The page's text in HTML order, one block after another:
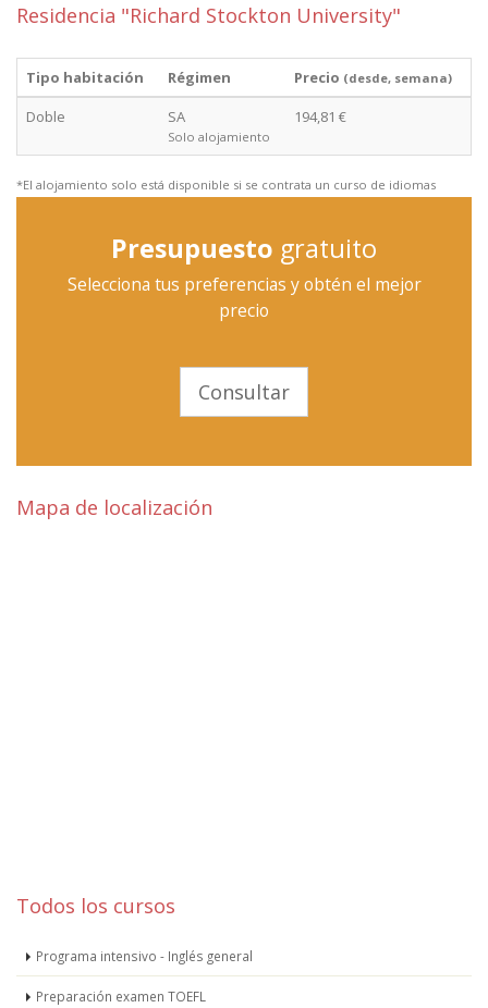
Residencia "Richard Stockton University"
Tipo habitación Régimen Precio (desde, semana)
Doble SA
Solo alojamiento
194,81 €
*El alojamiento solo está disponible si se contrata un curso de idiomas
Presupuesto gratuito
Selecciona tus preferencias y obtén el mejor
precio
Consultar
Mapa de localización
Todos los cursos
Programa intensivo - Inglés general
Preparación examen TOEFL